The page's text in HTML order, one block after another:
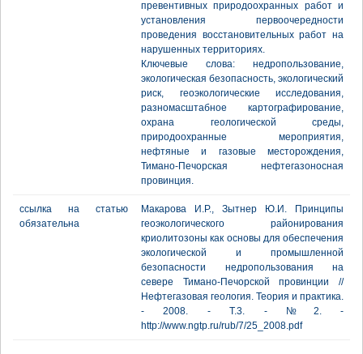
превентивных природоохранных работ и
установления первоочередности
проведения восстановительных работ на
нарушенных территориях.
Ключевые слова: недропользование,
экологическая безопасность, экологический
риск, геоэкологические исследования,
разномасштабное картографирование,
охрана геологической среды,
природоохранные мероприятия,
нефтяные и газовые месторождения,
Тимано-Печорская нефтегазоносная
провинция.
ссылка на статью
обязательна
Макарова И.Р., Зытнер Ю.И. Принципы
геоэкологического районирования
криолитозоны как основы для обеспечения
экологической и промышленной
безопасности недропользования на
севере Тимано-Печорской провинции //
Нефтегазовая геология. Теория и практика.
- 2008. - Т.3. - №2. -
http://www.ngtp.ru/rub/7/25_2008.pdf